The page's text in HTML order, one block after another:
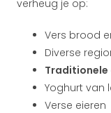
verheug je op:
Vers brood
Diverse
Yoghurt van
Verse eieren